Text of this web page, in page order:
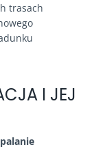
trasach
I JEJ